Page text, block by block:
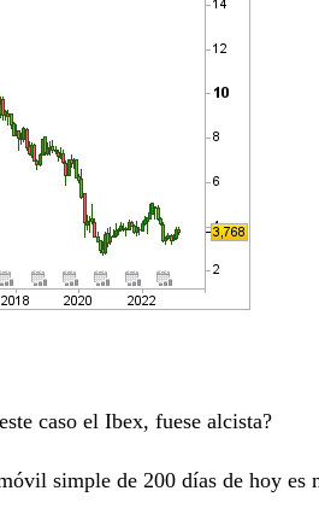
caso el Ibex, fuese alcista?
simple de 200 días de hoy